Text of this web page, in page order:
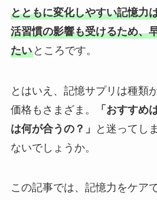
とともに変化しやすい記憶力
活習慣の影響も受けるため、
たいところです。
とはいえ、記憶サプリは種類
価格もさまざま。
「おすすめ
は何が合うの？」
と迷ってし
ないでしょうか。
この記事では、記憶力をケア